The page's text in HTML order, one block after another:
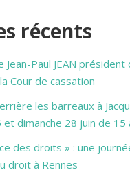
récents
Paul JEAN président
Cour de cassation
les barreaux à
dimanche 28 juin de 15
des droits » : une
droit à Rennes